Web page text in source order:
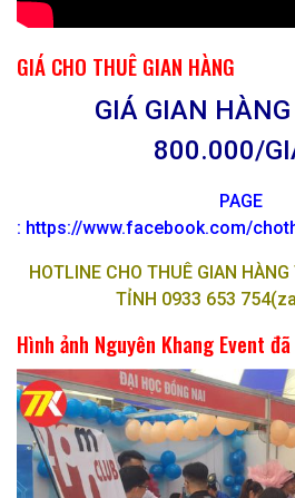
GIÁ CHO THUÊ GIAN HÀNG
GIÁ GIAN
800.000/
PAGE
: https://www.facebook.com/
HOTLINE CHO THUÊ GIAN
TỈNH 0933 653
Hình ảnh Nguyên Khang Event